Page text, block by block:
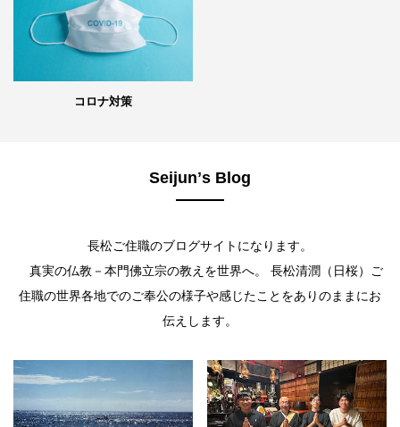
コロナ対策
Seijunʼs Blog
長松ご住職のブログサイトになります。
真実の仏教－本門佛立宗の教えを世界へ。 長松清潤（日桜）ご
住職の世界各地でのご奉公の様子や感じたことをありのままにお
伝えします。